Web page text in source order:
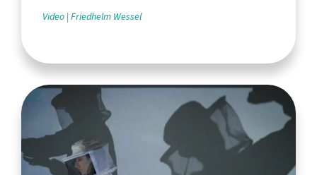
Video Friedhelm Wessel